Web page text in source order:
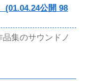
(01.04.24公開 98
集のサウンドノ